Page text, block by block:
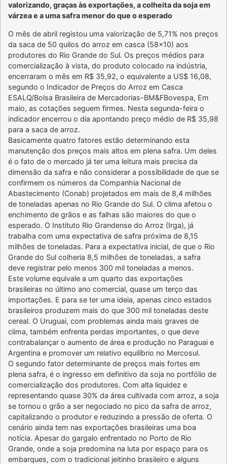
valorizando, graças às exportações, a colheita da soja em
várzea e a uma safra menor do que o esperado
O mês de abril registou uma valorização de 5,71% nos preços
da saca de 50 quilos do arroz em casca (58×10) aos
produtores do Rio Grande do Sul. Os preços médios para
comercialização à vista, do produto colocado na indústria,
encerraram o mês em R$ 35,92, o equivalente a US$ 16,08,
segundo o Indicador de Preços do Arroz em Casca
ESALQ/Bolsa Brasileira de Mercadorias-BM&FBovespa, Em
maio, as cotações seguem firmes. Nesta segunda-feira o
indicador encerrou o dia apontando preço médio de R$ 35,98
para a saca de arroz.
Basicamente quatro fatores estão determinando esta
manutenção dos preços mais altos em plena safra. Um deles
é o fato de o mercado já ter uma leitura mais precisa da
dimensão da safra e não considerar a possibilidade de que se
confirmem os números da Companhia Nacional de
Abastecimento (Conab) projetados em mais de 8,4 milhões
de toneladas apenas no Rio Grande do Sul. O clima afetou o
enchimento de grãos e as falhas são maiores do que o
esperado. O Instituto Rio Grandense do Arroz (Irga), já
trabalha com uma expectativa de safra próxima de 8,15
milhões de toneladas. Para a expectativa inicial, de que o Rio
Grande do Sul colheria 8,5 milhões de toneladas, a safra
deve registrar pelo menos 300 mil toneladas a menos.
Este volume equivale a um quarto das exportações
brasileiras no último ano comercial, quase um terço das
importações. E para se ter uma ideia, apenas cinco estados
brasileiros produzem mais do que 300 mil toneladas deste
cereal. O Uruguai, com problemas ainda mais graves de
clima, também enfrenta perdas importantes, o que deve
contrabalançar o aumento de área e produção no Paraguai e
Argentina e promover um relativo equilíbrio no Mercosul.
O segundo fator determinante de preços mais fortes em
plena safra, é o ingresso em definitivo da soja no portfólio de
comercialização dos produtores. Com alta liquidez e
representando quase 30% da área cultivada com arroz, a soja
se tornou o grão a ser negociado no pico da safra de arroz,
capitalizando o produtor e reduzindo a pressão de oferta. O
cenário ainda tem nas exportações brasileiras uma boa
notícia. Apesar do gargalo enfrentado no Porto de Rio
Grande, onde a soja predomina na luta por espaço para os
embarques, com o tradicional jeitinho brasileiro e alguns